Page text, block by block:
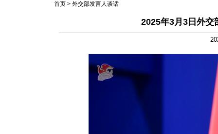
首页 > 外交部发言人谈话
2025年3月3日外交